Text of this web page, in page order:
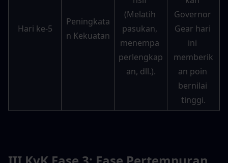
Hari ke-5
Peningkata
n Kekuatan
(Melatih
pasukan,
menempa
perlengkap
an, dll.).
Governor
Gear hari
ini
memberik
an poin
bernilai
tinggi.